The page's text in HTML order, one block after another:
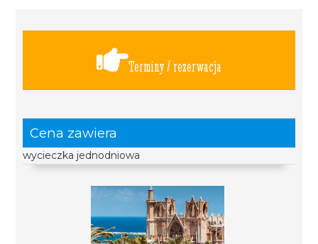
Terminy / rezerwacja
Cena zawiera
wycieczka jednodniowa